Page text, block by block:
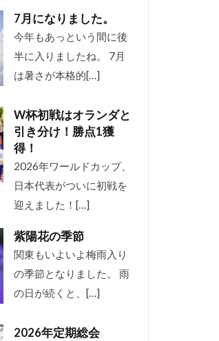
7月になりました。
今年もあっという間に後
半に入りましたね。 7月
は暑さが本格的[…]
W杯初戦はオランダと
引き分け！勝点1獲
得！
2026年ワールドカップ、
日本代表がついに初戦を
迎えました！[…]
紫陽花の季節
関東もいよいよ梅雨入り
の季節となりました。 雨
の日が続くと、[…]
2026年定期総会